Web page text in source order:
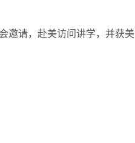
邀请，赴美访问讲学，并获美